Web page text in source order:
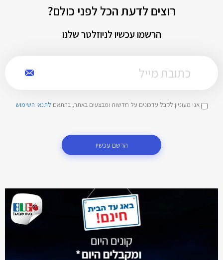
רוצים לדעת הכל לפני כולם?
הרשמו עכשיו לניוזלטר שלנו
אני מעוניין לקבל עדכונים על חדשות ומבצעים באתר, בהתאם לתנאי השימוש
הרשם עכשיו